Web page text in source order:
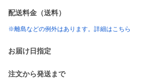
配送料金（送料）
※離島などの例外はあります。詳細はこちら
お届け日指定
注文から発送まで